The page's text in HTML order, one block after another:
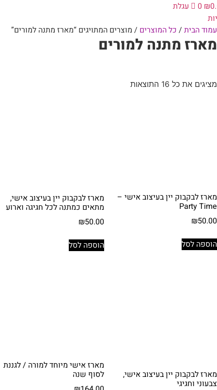
₪
0
עגלת
עמוד הבית / כל המוצרים / מוצרים המתויגים “מארז מתנה למורים”
מארז מתנה למורים
מציגים את כל ⁦16⁩ התוצאות
מארז לבקבוק יין בעיצוב אישי –
Party Time
₪50.00
הוספה לסל
מארז לבקבוק יין בעיצוב אישי,
מתאים כמתנה לכל חגיגה וארוע
₪50.00
הוספה לסל
מארז לבקבוק יין בעיצוב אישי,
צבעוני וחגיגי
מארז אישי מיוחד למורה / לגננת
לסוף שנה